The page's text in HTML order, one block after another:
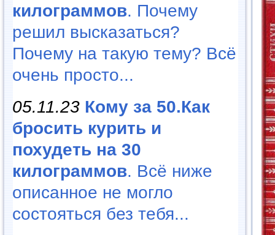
килограммов. Почему
решил высказаться?
Почему на такую тему? Всё
очень просто...
05.11.23 Кому за 50.Как
бросить курить и
похудеть на 30
килограммов. Всё ниже
описанное не могло
состояться без тебя...